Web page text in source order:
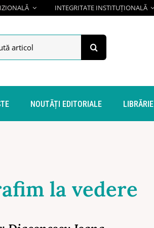
INTEGRITATE INSTITUȚIONALĂ
NOUTĂȚI EDITORIALE LIBRĂRIE
la vedere